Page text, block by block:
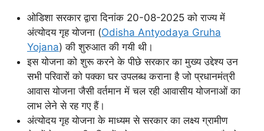
ओडिशा सरकार द्वारा दिनांक 20-08-2025 को राज्य में
अंत्योदय गृह योजना (Odisha Antyodaya Gruha
Yojana) की शुरुआत की गयी थी।
इस योजना को शुरू करने के पीछे सरकार का मुख्य उद्देश्य उन
सभी परिवारों को पक्का घर उपलब्ध कराना है जो प्रधानमंत्री
आवास योजना जैसी वर्तमान में चल रही आवासीय योजनाओं का
लाभ लेने से रह गए हैं।
अंत्योदय गृह योजना के माध्यम से सरकार का लक्ष्य ग्रामीण